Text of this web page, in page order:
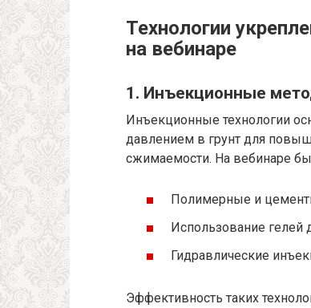
Технологии
на вебинаре
1. Инъекционные
Инъекционные технологии
давлением в грунт для
сжимаемости. На вебинаре
Полимерные и
Использование гелей
Гидравлические
Эффективность таких